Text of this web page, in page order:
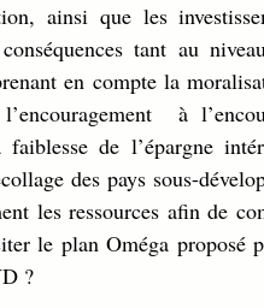
ainsi que les
tant au
en compte la
à
de l’épargne
des pays sous-
les ressources afin de
le plan Oméga proposé
?